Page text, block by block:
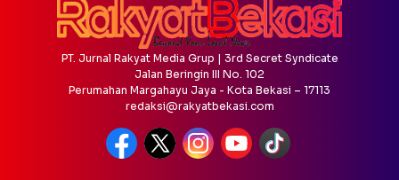
PT. Jurnal Rakyat Media Grup | 3rd Secret Syndicate
Jalan Beringin III No. 102
Perumahan Margahayu Jaya - Kota Bekasi – 17113
redaksi@rakyatbekasi.com